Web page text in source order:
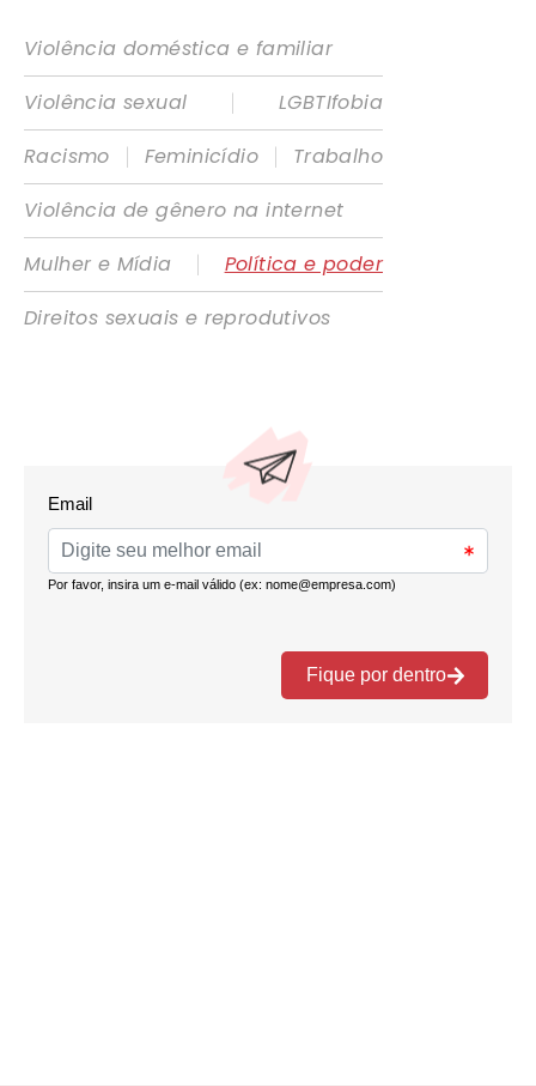
Violência doméstica e familiar
Violência sexual
|
LGBTIfobia
Racismo
| Feminicídio |
Trabalho
Violência de gênero na internet
Mulher e Mídia
|
Política e poder
Direitos sexuais e reprodutivos